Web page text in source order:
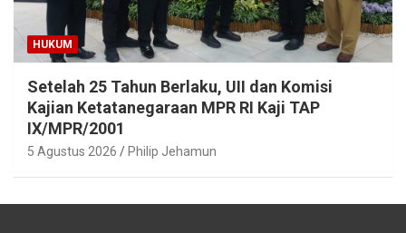
HUKUM
Setelah 25 Tahun Berlaku, UII dan Komisi
Kajian Ketatanegaraan MPR RI Kaji TAP
IX/MPR/2001
5 Agustus 2026 Philip Jehamun